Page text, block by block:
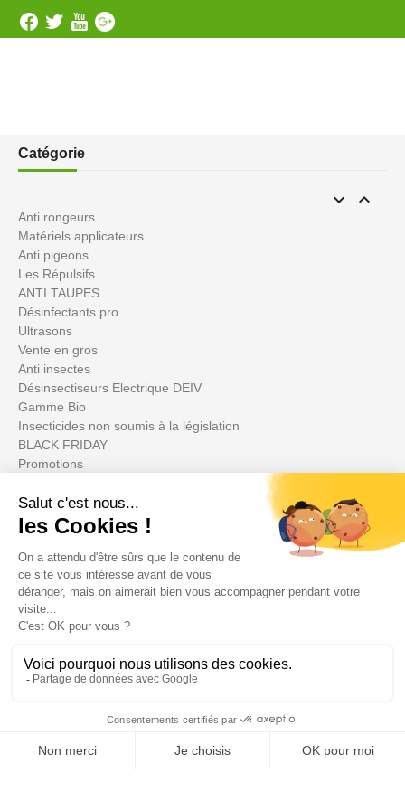
Catégorie
 
Anti rongeurs
Matériels applicateurs
Anti pigeons
Les Répulsifs
ANTI TAUPES
Désinfectants pro
Ultrasons
Vente en gros
Anti insectes
Désinsectiseurs Electrique DEIV
Gamme Bio
Insecticides non soumis à la législation
BLACK FRIDAY
Promotions
Votre compte
Informations
